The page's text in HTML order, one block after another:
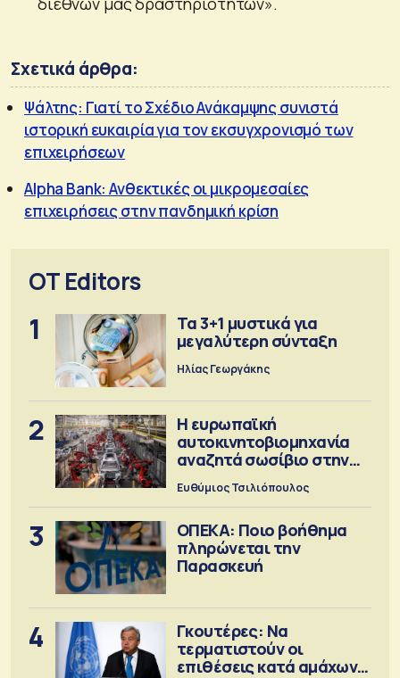
Σχετικά άρθρα:
Ψάλτης: Γιατί το Σχέδιο Ανάκαμψης συνιστά
ιστορική ευκαιρία για τον εκσυγχρονισμό των
επιχειρήσεων
Alpha Bank: Ανθεκτικές οι μικρομεσαίες
επιχειρήσεις στην πανδημική κρίση
OT Editors
1
Τα 3+1 μυστικά για
μεγαλύτερη σύνταξη
Ηλίας Γεωργάκης
2
Η ευρωπαϊκή
αυτοκινητοβιομηχανία
αναζητά σωσίβιο στην
Κίνα
Ευθύμιος Τσιλιόπουλος
3
ΟΠΕΚΑ: Ποιο βοήθημα
πληρώνεται την
Παρασκευή
4
Γκουτέρες: Να
τερματιστούν οι
επιθέσεις κατά αμάχων